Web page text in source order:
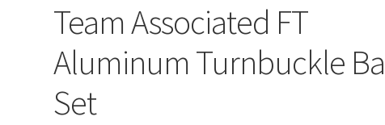
Team Associated FT
Aluminum Turnbuckle
Set